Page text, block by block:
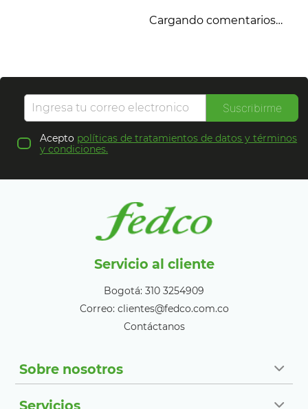
Cargando comentarios…
Suscribirme
Acepto políticas de tratamientos de datos y términos
y condiciones.
Servicio al cliente
Bogotá: 310 3254909
Correo: clientes@fedco.com.co
Contáctanos
Sobre nosotros